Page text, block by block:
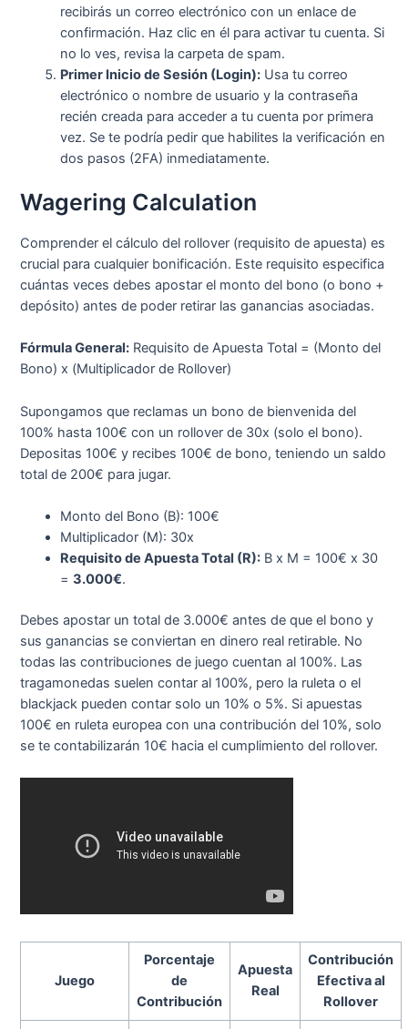
recibirás un correo electrónico con un enlace de
confirmación. Haz clic en él para activar tu cuenta. Si
no lo ves, revisa la carpeta de spam.
Primer Inicio de Sesión (Login): Usa tu correo
electrónico o nombre de usuario y la contraseña
recién creada para acceder a tu cuenta por primera
vez. Se te podría pedir que habilites la verificación en
dos pasos (2FA) inmediatamente.
Wagering Calculation
Comprender el cálculo del rollover (requisito de apuesta) es
crucial para cualquier bonificación. Este requisito especifica
cuántas veces debes apostar el monto del bono (o bono +
depósito) antes de poder retirar las ganancias asociadas.
Fórmula General: Requisito de Apuesta Total = (Monto del
Bono) x (Multiplicador de Rollover)
Supongamos que reclamas un bono de bienvenida del
100% hasta 100€ con un rollover de 30x (solo el bono).
Depositas 100€ y recibes 100€ de bono, teniendo un saldo
total de 200€ para jugar.
Monto del Bono (B): 100€
Multiplicador (M): 30x
Requisito de Apuesta Total (R): B x M = 100€ x 30
=3.000€.
Debes apostar un total de 3.000€ antes de que el bono y
sus ganancias se conviertan en dinero real retirable. No
todas las contribuciones de juego cuentan al 100%. Las
tragamonedas suelen contar al 100%, pero la ruleta o el
blackjack pueden contar solo un 10% o 5%. Si apuestas
100€ en ruleta europea con una contribución del 10%, solo
se te contabilizarán 10€ hacia el cumplimiento del rollover.
Juego
Porcentaje
de
Contribución
Apuesta
Real
Contribución
Efectiva al
Rollover